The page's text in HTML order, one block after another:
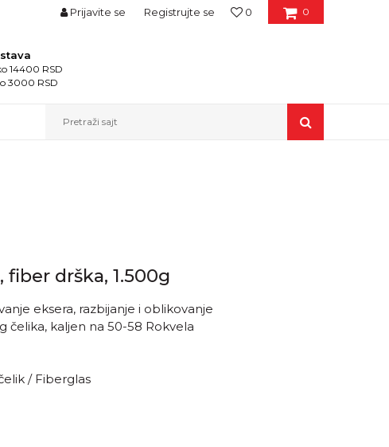
0
0
Prijavite se Registrujte se
14400 RSD
3000 RSD
Pretraži sajt
drška, 1.500g
eksera, razbijanje i oblikovanje
čelika, kaljen na 50-58 Rokvela
/ Fiberglas